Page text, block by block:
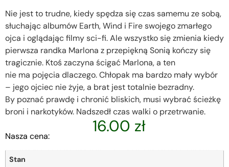
Nie jest to trudne, kiedy spędza się czas samemu ze sobą,
słuchając albumów Earth, Wind i Fire swojego zmarłego
ojca i oglądając filmy sci-fi. Ale wszystko się zmienia kiedy
pierwsza randka Marlona z przepiękną Sonią kończy się
tragicznie. Ktoś zaczyna ścigać Marlona, a ten
nie ma pojęcia dlaczego. Chłopak ma bardzo mały wybór
– jego ojciec nie żyje, a brat jest totalnie bezradny.
By poznać prawdę i chronić bliskich, musi wybrać ścieżkę
broni i narkotyków. Nadszedł czas walki o przetrwanie.
Nasza cena:
16.00 zł
Stan